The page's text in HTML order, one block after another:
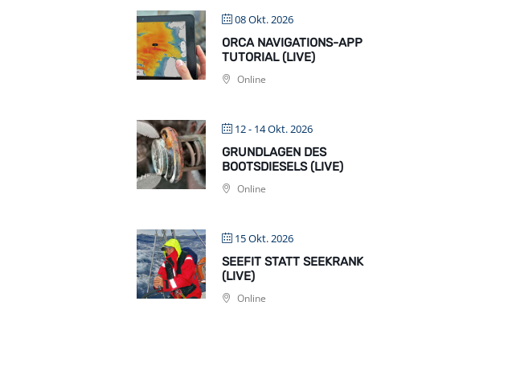
08 Okt. 2026
ORCA NAVIGATIONS-APP
TUTORIAL (LIVE)
Online
12 - 14 Okt. 2026
GRUNDLAGEN DES
BOOTSDIESELS (LIVE)
Online
15 Okt. 2026
SEEFIT STATT SEEKRANK
(LIVE)
Online